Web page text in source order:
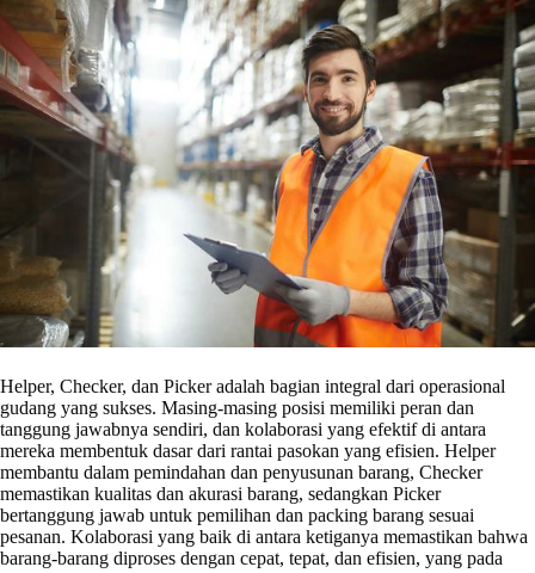
Helper, Checker, dan Picker adalah bagian integral dari operasional
gudang yang sukses. Masing-masing posisi memiliki peran dan
tanggung jawabnya sendiri, dan kolaborasi yang efektif di antara
mereka membentuk dasar dari rantai pasokan yang efisien. Helper
membantu dalam pemindahan dan penyusunan barang, Checker
memastikan kualitas dan akurasi barang, sedangkan Picker
bertanggung jawab untuk pemilihan dan packing barang sesuai
pesanan. Kolaborasi yang baik di antara ketiganya memastikan bahwa
barang-barang diproses dengan cepat, tepat, dan efisien, yang pada